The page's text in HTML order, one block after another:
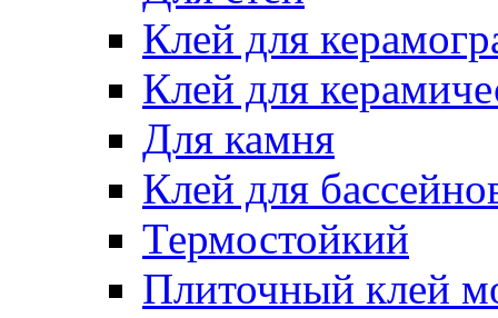
Клей для
Клей для
Для камня
Клей для
Термостойкий
Плиточный клей